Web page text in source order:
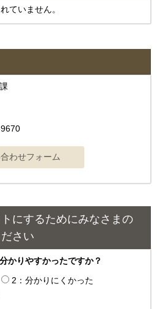
ていません。
課
にするためにみなさまの
さい
かりやすかったですか？
2：分かりにくかった